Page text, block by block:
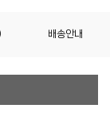
배송안내